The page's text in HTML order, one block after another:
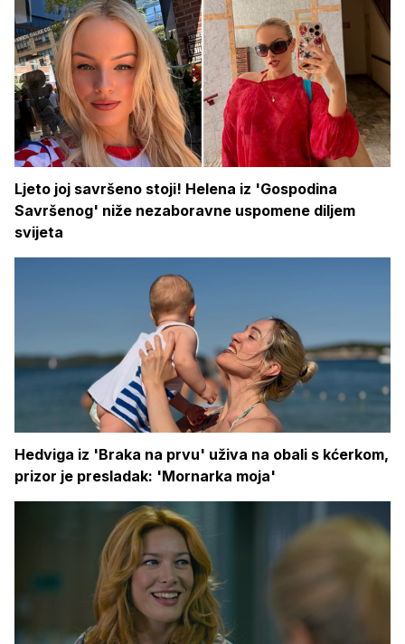
Ljeto joj savršeno stoji! Helena iz 'Gospodina
Savršenog' niže nezaboravne uspomene diljem
svijeta
Hedviga iz 'Braka na prvu' uživa na obali s kćerkom,
prizor je presladak: 'Mornarka moja'